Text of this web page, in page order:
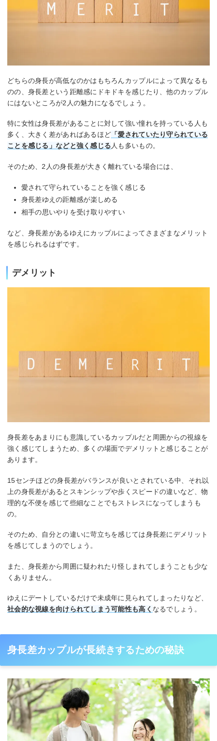
どちらの身長が高低なのかはもちろんカップルによって異なるも
のの、身長差という距離感にドキドキを感じたり、他のカップル
にはないところが2人の魅力になるでしょう。
特に女性は身長差があることに対して強い憧れを持っている人も
多く、大きく差があればあるほど 「愛されていたり守られている
ことを感じる」などと強く感じる人も多いもの。
そのため、2人の身長差が大きく離れている場合には、
愛されて守られていることを強く感じる
身長差ゆえの距離感が楽しめる
相手の思いやりを受け取りやすい
など、身長差があるゆえにカップルによってさまざまなメリット
を感じられるはずです。
デメリット
身長差をあまりにも意識しているカップルだと周囲からの視線を
強く感じてしまうため、多くの場面でデメリットと感じることが
あります。
15センチほどの身長差がバランスが良いとされている中、それ以
上の身長差があるとスキンシップや歩くスピードの違いなど、物
理的な不便を感じて些細なことでもストレスになってしまうも
の。
そのため、自分との違いに苛立ちを感じては身長差にデメリット
を感じてしまうのでしょう。
また、身長差から周囲に疑われたり怪しまれてしまうことも少な
くありません。
ゆえにデートしているだけで未成年に見られてしまったりなど、
社会的な視線を向けられてしまう可能性も高く なるでしょう。
身長差カップルが長続きするための秘訣